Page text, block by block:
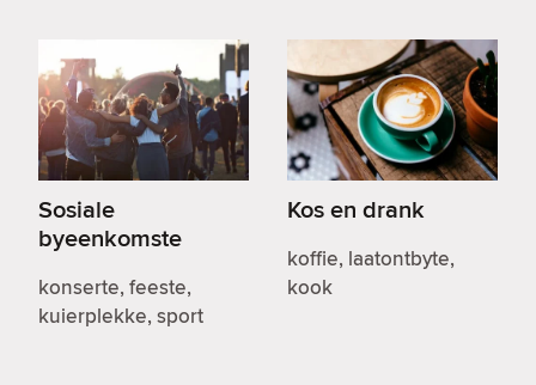
Sosiale
byeenkomste
konserte, feeste,
kuierplekke, sport
Kos en drank
koffie, laatontbyte,
kook